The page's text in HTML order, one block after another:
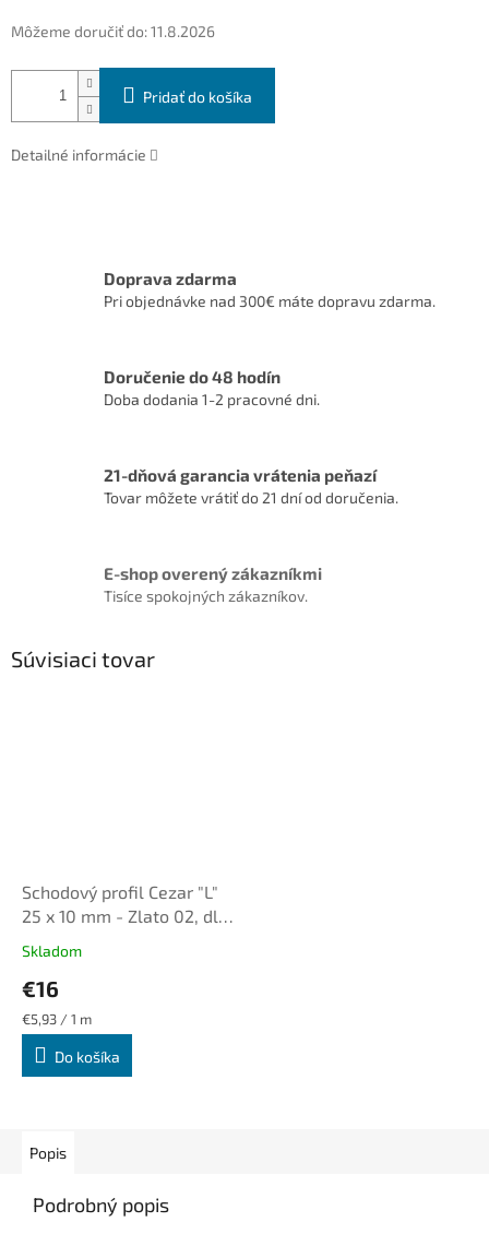
Môžeme doručiť do:11.8.2026
Pridať do košíka
Detailné informácie
Doprava zdarma
Pri objednávke nad 300€ máte dopravu zdarma.
Doručenie do 48 hodín
Doba dodania 1-2 pracovné dni.
21-dňová garancia vrátenia peňazí
Tovar môžete vrátiť do 21 dní od doručenia.
E-shop overený zákazníkmi
Tisíce spokojných zákazníkov.
Súvisiaci tovar
Schodový profil Cezar "L"
25 x 10 mm - Zlato 02, dl.
Skladom
€16
Jednotková
cena:
€5,93 / 1 m
Do košíka
Popis
Podrobný popis